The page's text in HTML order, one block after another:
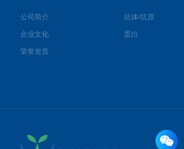
公司简介
企业文化
荣誉资质
抗体/抗原
蛋白